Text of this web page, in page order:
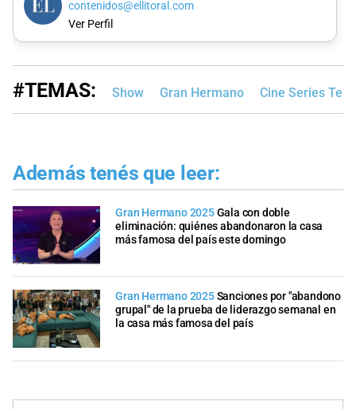
contenidos@ellitoral.com
Ver Perfil
#TEMAS: Show Gran Hermano Cine Series
Además tenés que leer:
Gran Hermano 2025Gala con doble
eliminación: quiénes abandonaron la casa
más famosa del país este domingo
Gran Hermano 2025Sanciones por "abandono
grupal" de la prueba de liderazgo semanal en
la casa más famosa del país